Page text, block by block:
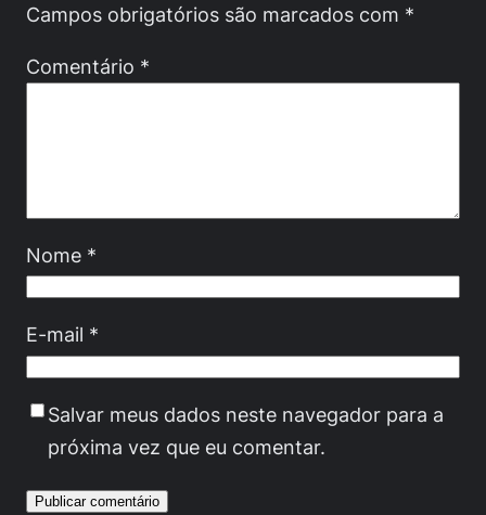
Campos obrigatórios são marcados com *
Comentário *
Nome *
E-mail *
Salvar meus dados neste navegador para a
próxima vez que eu comentar.